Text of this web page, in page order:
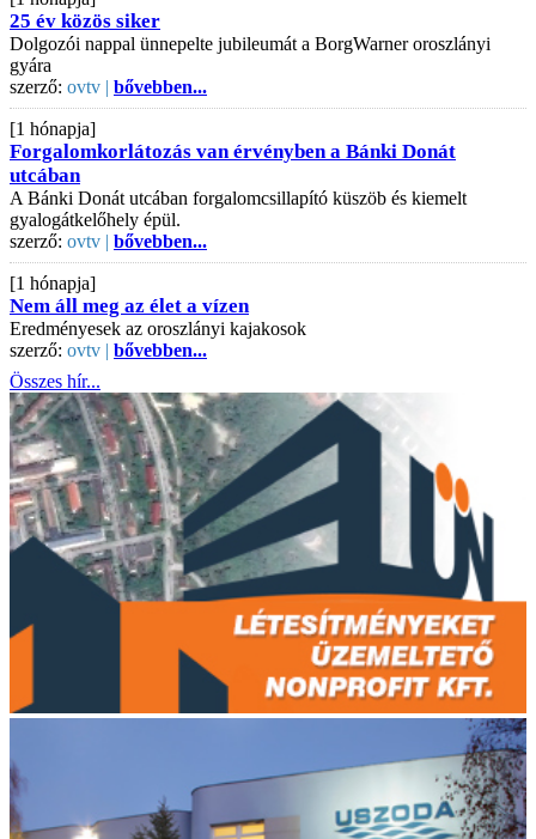
25 év közös siker
Dolgozói nappal ünnepelte jubileumát a BorgWarner oroszlányi
gyára
szerző: ovtv | bővebben...
[1 hónapja]
Forgalomkorlátozás van érvényben a Bánki Donát
utcában
A Bánki Donát utcában forgalomcsillapító küszöb és kiemelt
gyalogátkelőhely épül.
szerző: ovtv | bővebben...
[1 hónapja]
Nem áll meg az élet a vízen
Eredményesek az oroszlányi kajakosok
szerző: ovtv | bővebben...
Összes hír...